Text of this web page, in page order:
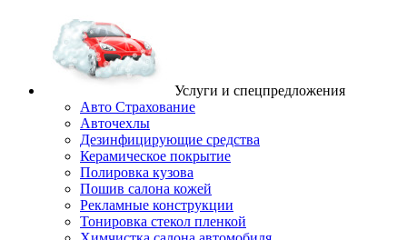
Услуги и спецпредложения
Авто Страхование
Авточехлы
Дезинфицирующие средства
Керамическое покрытие
Полировка кузова
Пошив салона кожей
Рекламные конструкции
Тонировка стекол пленкой